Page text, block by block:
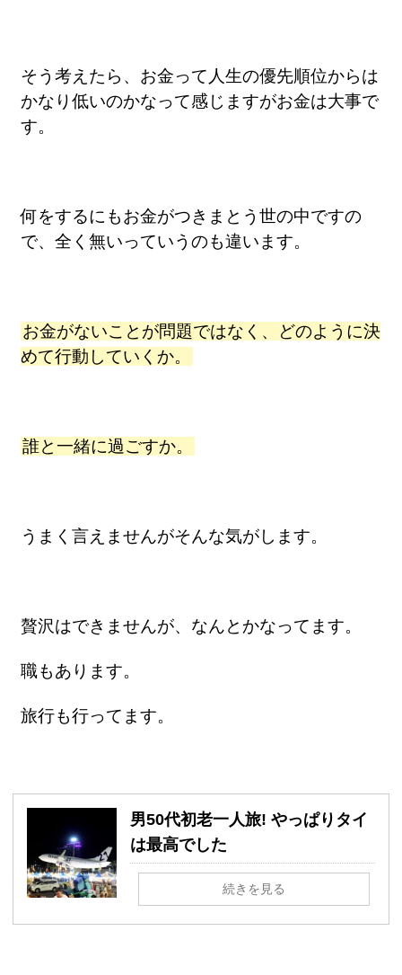
そう考えたら、お金って人生の優先順位からは
かなり低いのかなって感じますがお金は大事で
す。
何をするにもお金がつきまとう世の中ですの
で、全く無いっていうのも違います。
お金がないことが問題ではなく、どのように決
めて行動していくか。
誰と一緒に過ごすか。
うまく言えませんがそんな気がします。
贅沢はできませんが、なんとかなってます。
職もあります。
旅行も行ってます。
男50代初老一人旅! やっぱりタイ
は最高でした
続きを見る